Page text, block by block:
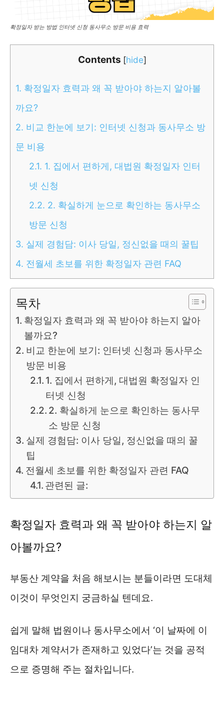
확정일자 받는 방법 인터넷 신청 동사무소 방문 비용 효력
Contents [hide]
1. 확정일자 효력과 왜 꼭 받아야 하는지 알아볼
까요?
2. 비교 한눈에 보기: 인터넷 신청과 동사무소 방
문 비용
2.1. 1. 집에서 편하게, 대법원 확정일자 인터
넷 신청
2.2. 2. 확실하게 눈으로 확인하는 동사무소
방문 신청
3. 실제 경험담: 이사 당일, 정신없을 때의 꿀팁
4. 전월세 초보를 위한 확정일자 관련 FAQ
목차
확정일자 효력과 왜 꼭 받아야 하는지 알아
볼까요?
비교 한눈에 보기: 인터넷 신청과 동사무소
방문 비용
1. 집에서 편하게, 대법원 확정일자 인
터넷 신청
2. 확실하게 눈으로 확인하는 동사무
소 방문 신청
실제 경험담: 이사 당일, 정신없을 때의 꿀
팁
전월세 초보를 위한 확정일자 관련 FAQ
관련된 글:
확정일자 효력과 왜 꼭 받아야 하는지 알
아볼까요?
부동산 계약을 처음 해보시는 분들이라면 도대체
이것이 무엇인지 궁금하실 텐데요.
쉽게 말해 법원이나 동사무소에서 ‘이 날짜에 이
임대차 계약서가 존재하고 있었다’는 것을 공적
으로 증명해 주는 절차입니다.